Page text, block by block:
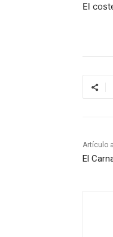
El
Artículo
El